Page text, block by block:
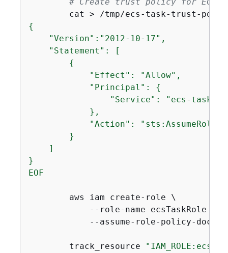
cat > /tmp/ecs-task-trust-
{
    "Version":"2012-10-17",
    "Statement": [
{
            "Effect": "Allow",
            "Principal":
{
"Service": "ecs-
            },
            "Action": "sts:AssumeRole"
        }
    ]
}
EOF
        aws iam create-role \
            --role-name ecsTaskRole \
--assume-role-policy-
        track_resource